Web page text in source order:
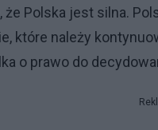
że Polska jest silna.
które należy
o prawo do